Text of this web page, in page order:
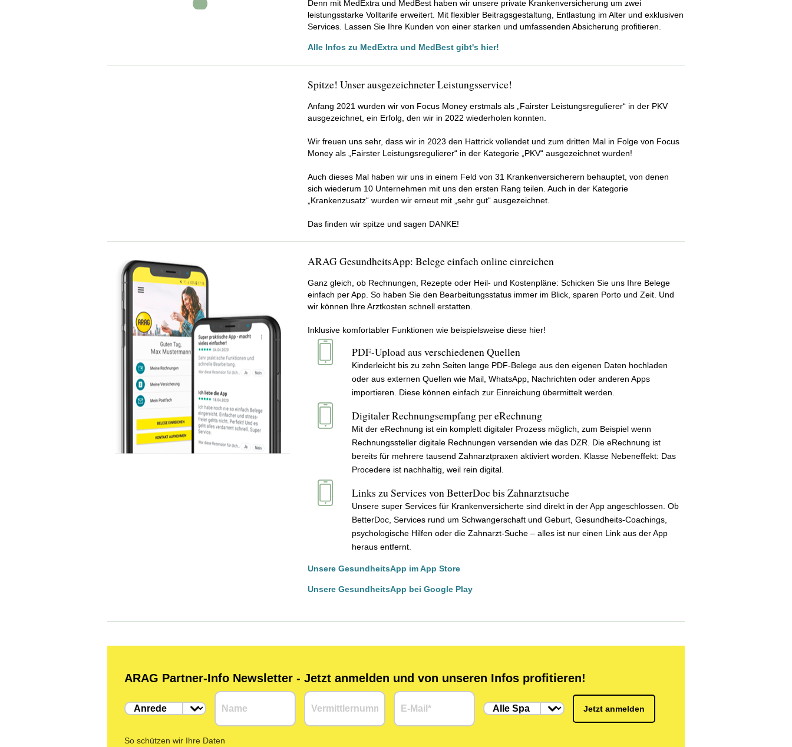
Denn mit MedExtra und MedBest haben wir unsere private Krankenversicherung um zwei
leistungsstarke Volltarife erweitert. Mit flexibler Beitragsgestaltung, Entlastung im Alter und exklusiven
Services. Lassen Sie Ihre Kunden von einer starken und umfassenden Absicherung profitieren.
Alle Infos zu MedExtra und MedBest gibt's hier!
Spitze! Unser ausgezeichneter Leistungsservice!
Anfang 2021 wurden wir von Focus Money erstmals als „Fairster Leistungsregulierer“ in der PKV
ausgezeichnet, ein Erfolg, den wir in 2022 wiederholen konnten.
Wir freuen uns sehr, dass wir in 2023 den Hattrick vollendet und zum dritten Mal in Folge von Focus
Money als „Fairster Leistungsregulierer“ in der Kategorie „PKV“ ausgezeichnet wurden!
Auch dieses Mal haben wir uns in einem Feld von 31 Krankenversicherern behauptet, von denen
sich wiederum 10 Unternehmen mit uns den ersten Rang teilen. Auch in der Kategorie
„Krankenzusatz“ wurden wir erneut mit „sehr gut“ ausgezeichnet.
Das finden wir spitze und sagen DANKE!
ARAG GesundheitsApp: Belege einfach online einreichen
Ganz gleich, ob Rechnungen, Rezepte oder Heil- und Kostenpläne: Schicken Sie uns Ihre Belege
einfach per App. So haben Sie den Bearbeitungsstatus immer im Blick, sparen Porto und Zeit. Und
wir können Ihre Arztkosten schnell erstatten.
Inklusive komfortabler Funktionen wie beispielsweise diese hier!
PDF-Upload aus verschiedenen Quellen
Kinderleicht bis zu zehn Seiten lange PDF-Belege aus den eigenen Daten hochladen
oder aus externen Quellen wie Mail, WhatsApp, Nachrichten oder anderen Apps
importieren. Diese können einfach zur Einreichung übermittelt werden.
Digitaler Rechnungsempfang per eRechnung
Mit der eRechnung ist ein komplett digitaler Prozess möglich, zum Beispiel wenn
Rechnungssteller digitale Rechnungen versenden wie das DZR. Die eRechnung ist
bereits für mehrere tausend Zahnarztpraxen aktiviert worden. Klasse Nebeneffekt: Das
Procedere ist nachhaltig, weil rein digital.
Links zu Services von BetterDoc bis Zahnarztsuche
Unsere super Services für Krankenversicherte sind direkt in der App angeschlossen. Ob
BetterDoc, Services rund um Schwangerschaft und Geburt, Gesundheits-Coachings,
psychologische Hilfen oder die Zahnarzt-Suche – alles ist nur einen Link aus der App
heraus entfernt.
Unsere GesundheitsApp im App Store
Unsere GesundheitsApp bei Google Play
ARAG Partner-Info Newsletter - Jetzt anmelden und von unseren Infos profitieren!
Jetzt anmelden
So schützen wir Ihre Daten